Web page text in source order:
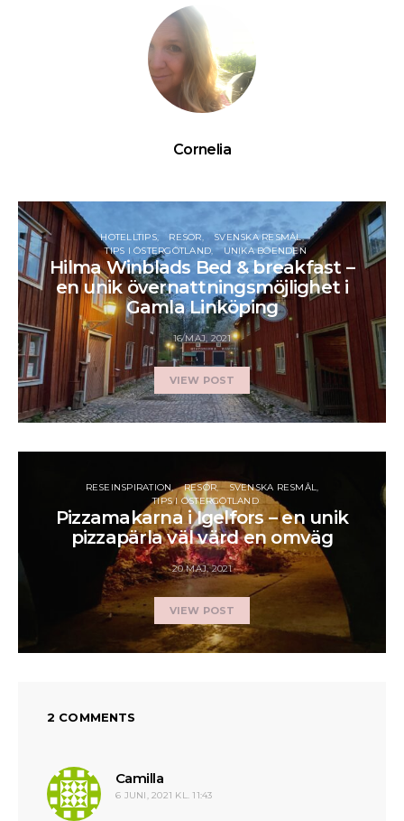
Cornelia
HOTELLTIPS RESOR
SVENSKA RESMÅL
TIPS I ÖSTERGÖTLAND
UNIKA BOENDEN
Hilma Winblads Bed & breakfast –
en unik övernattningsmöjlighet i
Gamla Linköping
16 MAJ, 2021
VIEW POST
RESEINSPIRATION RESOR
SVENSKA RESMÅL
TIPS I ÖSTERGÖTLAND
Pizzamakarna i Igelfors – en unik
pizzapärla väl värd en omväg
20 MAJ, 2021
VIEW POST
2 COMMENTS
Camilla
6 JUNI, 2021 KL. 11:43